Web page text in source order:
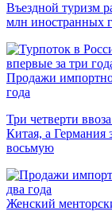
Въездной туризм
млн иностранных
Продажи
года
Три четверти
Китая, а Германия
восьмую
Женский